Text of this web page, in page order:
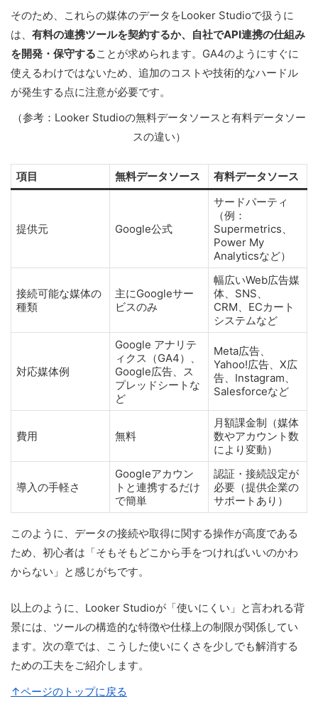
そのため、これらの媒体のデータをLooker Studioで扱うに
は、 有料の連携ツールを契約するか、自社でAPI連携の仕組み
を開発・保守することが求められます。GA4のようにすぐに
使えるわけではないため、追加のコストや技術的なハードル
が発生する点に注意が必要です。
（参考：Looker Studioの無料データソースと有料データソー
スの違い）
項目 無料データソース 有料データソース
提供元 Google公式
サードパーティ
（例：
Supermetrics、
Power My
Analyticsなど）
接続可能な媒体の
種類
主にGoogleサー
ビスのみ
幅広いWeb広告媒
体、SNS、
CRM、ECカート
システムなど
対応媒体例
Google アナリテ
ィクス（GA4）、
Google広告、ス
プレッドシートな
ど
Meta広告、
Yahoo!広告、X広
告、Instagram、
Salesforceなど
費用 無料
月額課金制（媒体
数やアカウント数
により変動）
導入の手軽さ
Googleアカウン
トと連携するだけ
で簡単
認証・接続設定が
必要（提供企業の
サポートあり）
このように、データの接続や取得に関する操作が高度である
ため、初心者は「そもそもどこから手をつければいいのかわ
からない」と感じがちです。
以上のように、Looker Studioが「使いにくい」と言われる背
景には、ツールの構造的な特徴や仕様上の制限が関係してい
ます。次の章では、こうした使いにくさを少しでも解消する
ための工夫をご紹介します。
↑ページのトップに戻る